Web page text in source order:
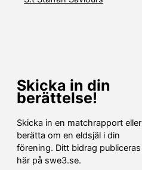
Skicka in din
berättelse!
Skicka in en matchrapport eller
berätta om en eldsjäl i din
förening. Ditt bidrag publiceras
här på swe3.se.